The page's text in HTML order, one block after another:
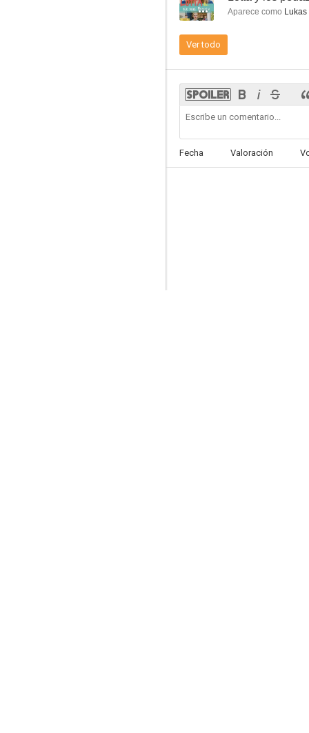
Aparece como Lukas
Ver todo
Fecha Valoración